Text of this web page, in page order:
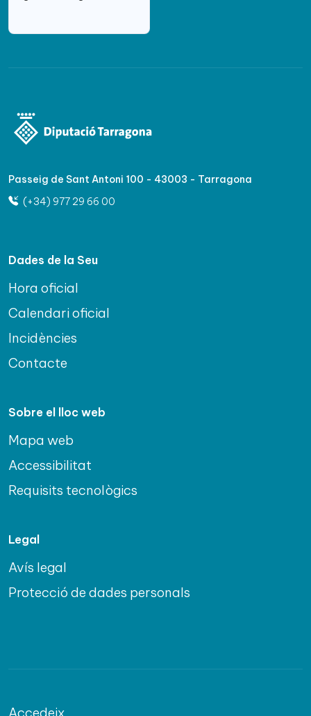
Passeig de Sant Antoni 100 - 43003 - Tarragona
(+34) 977 29 66 00
Dades de la Seu
Hora oficial
Calendari oficial
Incidències
Contacte
Sobre el lloc web
Mapa web
Accessibilitat
Requisits tecnològics
Legal
Avís legal
Protecció de dades personals
Accedeix